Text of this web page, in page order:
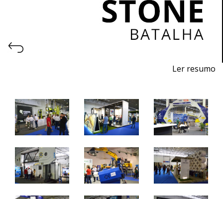
Ler resumo
Pavimentos, Revestimentos para a Construção Civil.
Máquinas, Ferramentas e Acessórios.
quarta a sábado - 10h / 19h